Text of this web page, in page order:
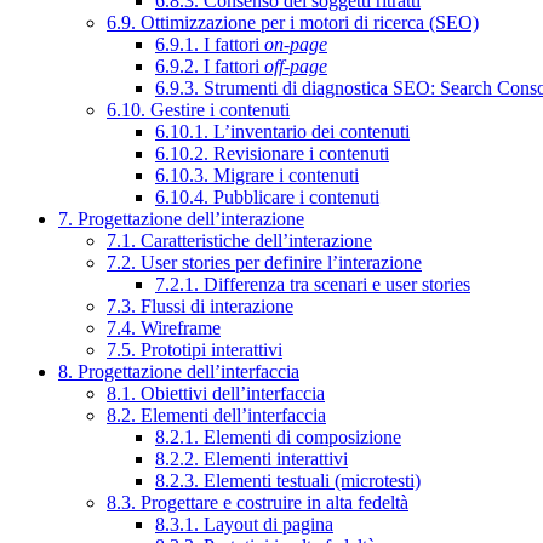
6.9. Ottimizzazione per i motori di ricerca (SEO)
6.9.1. I fattori on-page
6.9.2. I fattori off-page
6.9.3. Strumenti di diagnostica SEO: Search
6.10. Gestire i contenuti
6.10.1. L’inventario dei contenuti
6.10.2. Revisionare i contenuti
6.10.3. Migrare i contenuti
6.10.4. Pubblicare i contenuti
7. Progettazione dell’interazione
7.1. Caratteristiche dell’interazione
7.2. User stories per definire l’interazione
7.2.1. Differenza tra scenari e user stories
7.3. Flussi di interazione
7.4. Wireframe
7.5. Prototipi interattivi
8. Progettazione dell’interfaccia
8.1. Obiettivi dell’interfaccia
8.2. Elementi dell’interfaccia
8.2.1. Elementi di composizione
8.2.2. Elementi interattivi
8.2.3. Elementi testuali (microtesti)
8.3. Progettare e costruire in alta fedeltà
8.3.1. Layout di pagina